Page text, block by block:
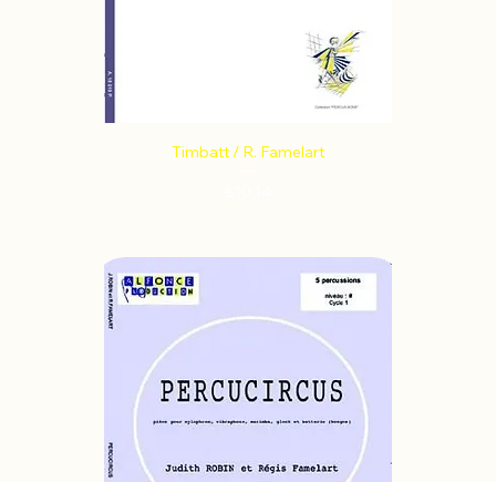
Timbatt / R. Famelart